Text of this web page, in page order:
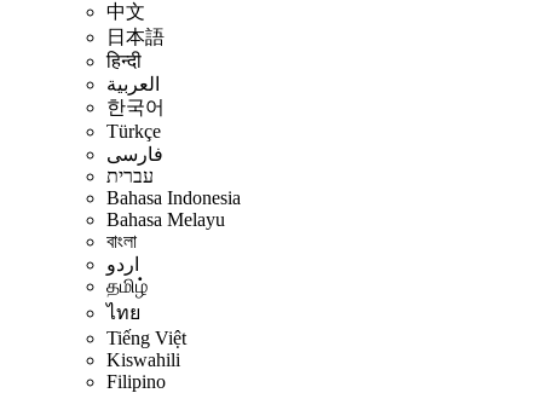
中文
日本語
हिन्दी
العربية
한국어
Türkçe
فارسی
עברית
Bahasa Indonesia
Bahasa Melayu
বাংলা
اردو
தமிழ்
ไทย
Tiếng Việt
Kiswahili
Filipino